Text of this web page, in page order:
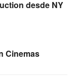
desde NY
Cinemas